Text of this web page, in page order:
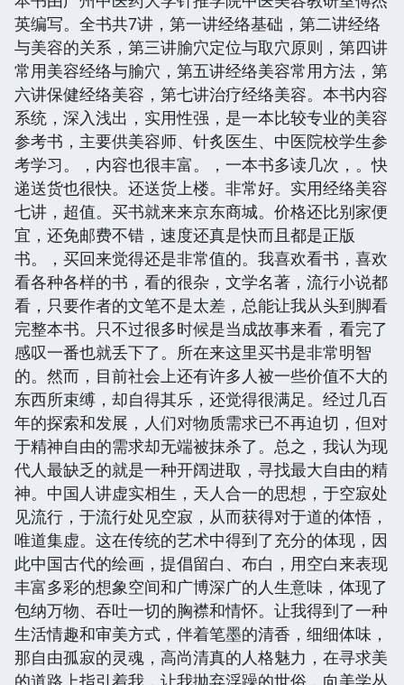
英编写。全书共7讲，第一讲经络基础，第二讲经络
与美容的关系，第三讲腧穴定位与取穴原则，第四讲
常用美容经络与腧穴，第五讲经络美容常用方法，第
六讲保健经络美容，第七讲治疗经络美容。本书内容
系统，深入浅出，实用性强，是一本比较专业的美容
参考书，主要供美容师、针炙医生、中医院校学生参
考学习。，内容也很丰富。，一本书多读几次，。快
递送货也很快。还送货上楼。非常好。实用经络美容
七讲，超值。买书就来来京东商城。价格还比别家便
宜，还免邮费不错，速度还真是快而且都是正版
书。，买回来觉得还是非常值的。我喜欢看书，喜欢
看各种各样的书，看的很杂，文学名著，流行小说都
看，只要作者的文笔不是太差，总能让我从头到脚看
完整本书。只不过很多时候是当成故事来看，看完了
感叹一番也就丢下了。所在来这里买书是非常明智
的。然而，目前社会上还有许多人被一些价值不大的
东西所束缚，却自得其乐，还觉得很满足。经过几百
年的探索和发展，人们对物质需求已不再迫切，但对
于精神自由的需求却无端被抹杀了。总之，我认为现
代人最缺乏的就是一种开阔进取，寻找最大自由的精
神。中国人讲虚实相生，天人合一的思想，于空寂处
见流行，于流行处见空寂，从而获得对于道的体悟，
唯道集虚。这在传统的艺术中得到了充分的体现，因
此中国古代的绘画，提倡留白、布白，用空白来表现
丰富多彩的想象空间和广博深广的人生意味，体现了
包纳万物、吞吐一切的胸襟和情怀。让我得到了一种
生活情趣和审美方式，伴着笔墨的清香，细细体味，
那自由孤寂的灵魂，高尚清真的人格魅力，在寻求美
的道路上指引着我，让我抛弃浮躁的世俗，向美学丛